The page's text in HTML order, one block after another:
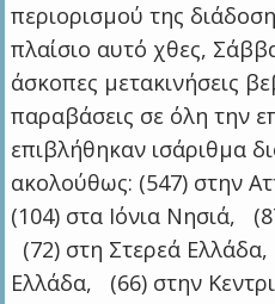
περιορισμού της
πλαίσιο αυτό χθες,
άσκοπες μετακινήσεις
παραβάσεις σε όλη την
επιβλήθηκαν ισάριθμα
ακολούθως: (547) στην
(104) στα Ιόνια Νησιά,
(72) στη Στερεά
Ελλάδα, (66) στην